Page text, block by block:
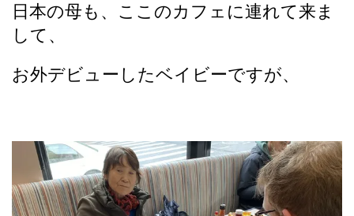
日本の母も、ここのカフェに連れて来ま
して、
お外デビューしたベイビーですが、